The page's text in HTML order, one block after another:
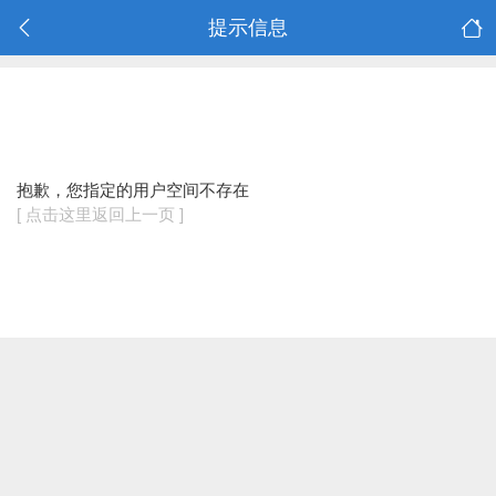
提示信息
抱歉，您指定的用户空间不存在
[ 点击这里返回上一页 ]